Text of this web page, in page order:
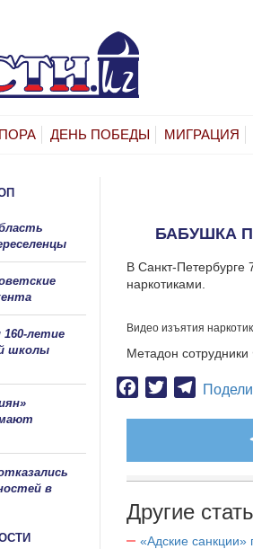
ДЕНЬ ПОБЕДЫ МИГРАЦИЯ
БАБУШКА
В Санкт-Петербурге
наркотиками.
Видео изъятия
Метадон
Facebook
Twitter
Другие
«Адские
летие
школы
в